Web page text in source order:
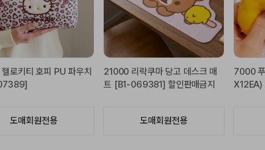
7000 푸딩 크런치 슬랑이 (7000
X12EA) [B1-144812]
도매회원전용
10000 포켓몬스터 피카츄 캔디
아동욕실화 200mm [B1-54183
도매회원전용